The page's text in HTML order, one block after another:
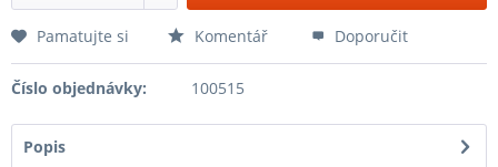
Pamatujte si Komentář Doporučit
Číslo objednávky: 100515
Popis